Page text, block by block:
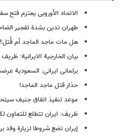
الاتحاد الأوروبی یعتزم فتح
طهران تدین بشدة تفجیر
هل مات ماجد الماجد أم قُتل؟
بیان الخارجیة الایرانیة: ظریف
برلمانی ایرانی: السعودیة عرضت 3 ملیارات دولار لاستعادة
حذار قتل ماجد الماجد!
موعد تنفیذ اتفاق جنیف
ظریف: ایران تتطلع للتعاون
إیران تضع شروطا لزیارة وفد